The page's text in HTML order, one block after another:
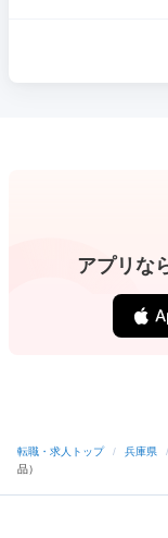
アプリな
転職・求人トップ / 兵庫県 /
品）